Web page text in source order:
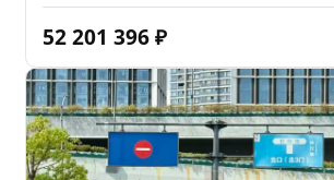
52 201 396 ₽